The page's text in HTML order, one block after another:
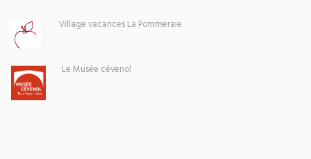
Village vacances La Pommeraie
Le Musée cévenol